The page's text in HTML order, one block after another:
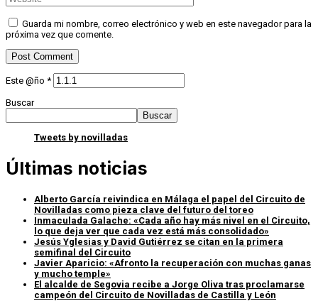
Guarda mi nombre, correo electrónico y web en este navegador para la
próxima vez que comente.
Este @ño *
Buscar
Buscar
Tweets by novilladas
Últimas noticias
Alberto García reivindica en Málaga el papel del Circuito de
Novilladas como pieza clave del futuro del toreo
Inmaculada Galache: «Cada año hay más nivel en el Circuito,
lo que deja ver que cada vez está más consolidado»
Jesús Yglesias y David Gutiérrez se citan en la primera
semifinal del Circuito
Javier Aparicio: «Afronto la recuperación con muchas ganas
y mucho temple»
El alcalde de Segovia recibe a Jorge Oliva tras proclamarse
campeón del Circuito de Novilladas de Castilla y León